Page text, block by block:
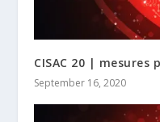
CISAC 20 | mesures
September 16, 2020